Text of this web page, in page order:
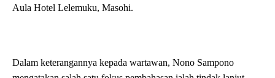
Aula Hotel Lelemuku, Masohi.
Dalam keterangannya kepada wartawan, Nono Sampono